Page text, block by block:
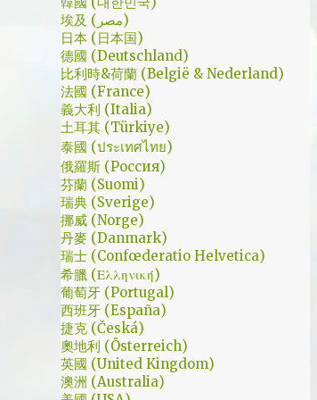
讓人恐懼；另外大叔老婆偷情偷的天經地義，
無負擔，也讓我嚇到。 看這鏡頭有時候都不
知道老婆怎麼會回心轉意。 如同版友們所津
津樂道的，這部劇的細節很多，值得細細品嚐
的對話其實摘錄不完。但對我而言整部劇會燒
了起來，應該是從第四集，大叔把至安找進辦
公室談判開始 - 因為在當下風向完全測不出
來。這太不韓劇了；接著至安把都俊永代表玩
弄掌心的談判…這倒底是怎麼樣風格的劇集，
難倒是推理劇嗎? 但是主角三兄弟與媽媽的鬥
嘴，這不應該是家庭劇嗎? 說到家庭劇，這部
劇我第一個哭點和男女主角無關，而是在大哥
被罵，媽媽放下便當離開，之後對他微笑的那
場戲。然後我知道，我放不下這部劇了。 但
這編劇藥下的好猛，同一集還不肯放手。結尾
細節就不說了，硬是收的漂亮 - 這麼棒的劇才
第四集，不禁讓我倍感期待，也開始每週期待
上演的時間。 還加了Prison Break的梗，剛好
Urban VPN埃及 (مصر)
日本 (日本国)
德國 (Deutschland)
比利時&荷蘭 (België & Nederland)
法國 (France)
義大利 (Italia)
土耳其 (Türkiye)
泰國 (ประเทศไทย)
俄羅斯 (Россия)
芬蘭 (Suomi)
瑞典 (Sverige)
挪威 (Norge)
丹麥 (Danmark)
瑞士 (Confœderatio Helvetica)
希臘 (Ελληνική)
葡萄牙 (Portugal)
西班牙 (España)
捷克 (Česká)
奧地利 (Österreich)
英國 (United Kingdom)
澳洲 (Australia)